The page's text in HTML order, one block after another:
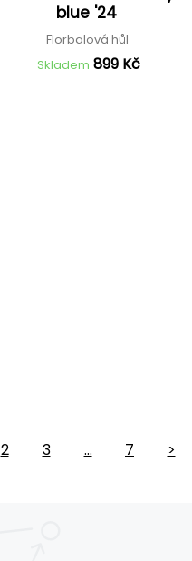
blue '24
Florbalová hůl
Skladem 899 Kč
2 3 … 7 >